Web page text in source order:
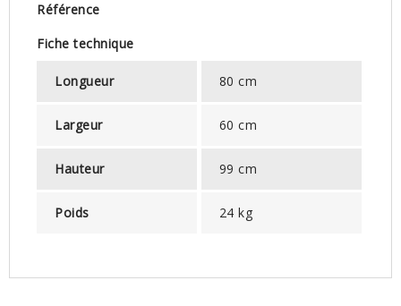
Référence
Fiche technique
Longueur 80 cm
Largeur 60 cm
Hauteur 99 cm
Poids 24 kg